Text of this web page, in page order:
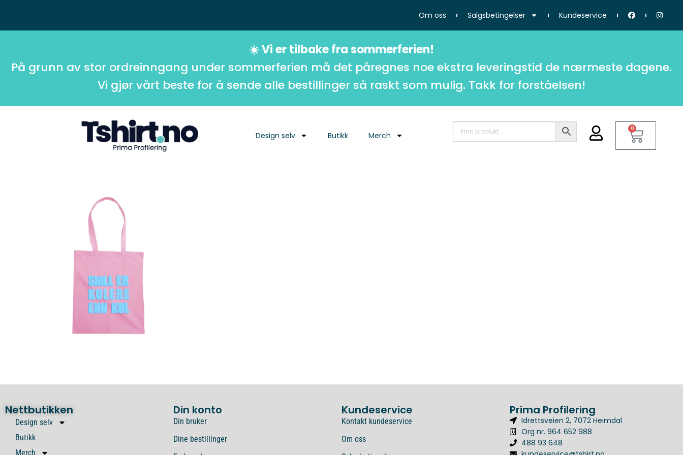
Om oss Salgsbetingelser Kundeservice
☀️ Vi er tilbake fra sommerferien!
På grunn av stor ordreinngang under sommerferien må det påregnes noe ekstra leveringstid de nærmeste dagene.
Vi gjør vårt beste for å sende alle bestillinger så raskt som mulig. Takk for forståelsen!
Design selv Butikk Merch
0
Nettbutikken Din konto Kundeservice Prima Profilering
Design selv
Butikk
Merch
Din bruker
Dine bestillinger
Kontakt kundeservice
Om oss
Idrettsveien 2, 7072 Heimdal
Org nr. 964 652 988
488 93 648